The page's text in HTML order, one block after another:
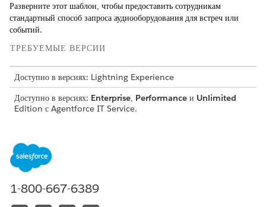
Разверните этот шаблон, чтобы предоставить сотрудникам
стандартный способ запроса аудиооборудования для встреч или
событий.
ТРЕБУЕМЫЕ ВЕРСИИ
Доступно в версиях: Lightning Experience
Доступно в версиях: Enterprise, Performance и Unlimited
Edition с Agentforce IT Service.
важные сведения о пользователе для точного и проверяемого
выполнения. Просмотрите, что входит в шаблон.
Атрибуты приема
1-800-667-6389